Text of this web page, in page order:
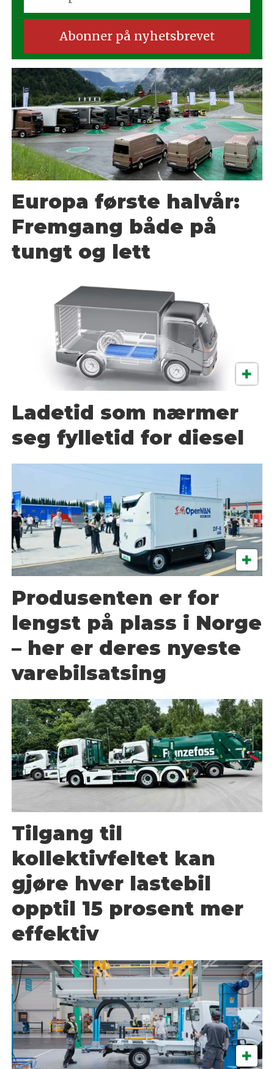
Europa første halvår:
Fremgang både på
tungt og lett
Ladetid som nærmer
seg fylletid for diesel
Produsenten er for
lengst på plass i Norge
– her er deres nyeste
varebilsatsing
Tilgang til
kollektivfeltet kan
gjøre hver lastebil
opptil 15 prosent mer
effektiv